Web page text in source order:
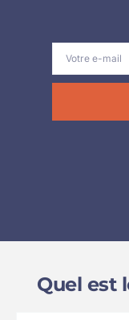
Quel est